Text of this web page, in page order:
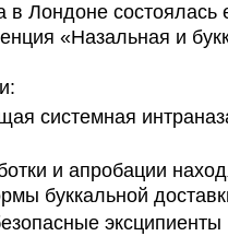
в Лондоне состоялась
«Назальная и
системная
и апробации
буккальной
эксципиенты